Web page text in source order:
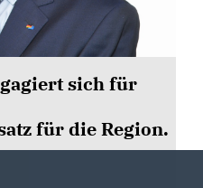
sich für
für die Region.